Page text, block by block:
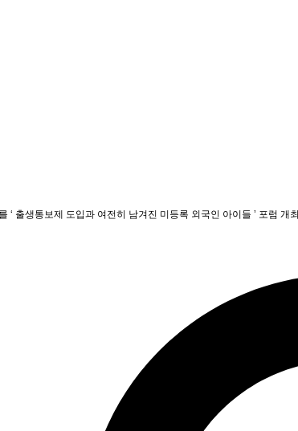
‘ 출생통보제 도입과 여전히 남겨진 미등록 외국인 아이들 ’ 포럼 개최